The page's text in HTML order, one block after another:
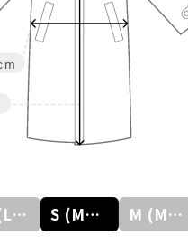
XS (LADYS) S (MENS) M (MENS)